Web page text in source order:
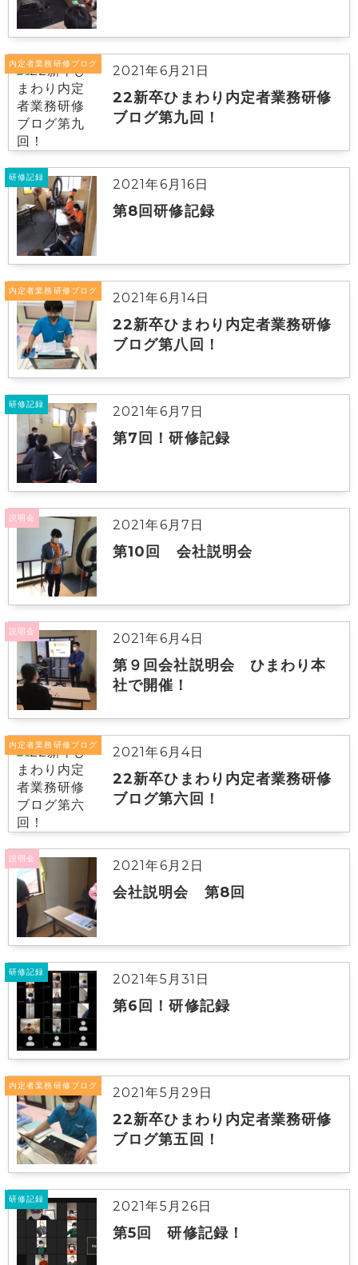
内定者業務研修ブログ 2021年6月21日
22新卒ひまわり内定者業務研修
ブログ第九回！
研修記録 2021年6月16日
第8回研修記録
内定者業務研修ブログ 2021年6月14日
22新卒ひまわり内定者業務研修
ブログ第八回！
研修記録 2021年6月7日
第7回！研修記録
説明会 2021年6月7日
第10回 会社説明会
説明会 2021年6月4日
第９回会社説明会 ひまわり本
社で開催！
内定者業務研修ブログ 2021年6月4日
22新卒ひまわり内定者業務研修
ブログ第六回！
説明会 2021年6月2日
会社説明会 第8回
研修記録 2021年5月31日
第6回！研修記録
内定者業務研修ブログ 2021年5月29日
22新卒ひまわり内定者業務研修
ブログ第五回！
研修記録 2021年5月26日
第5回 研修記録！